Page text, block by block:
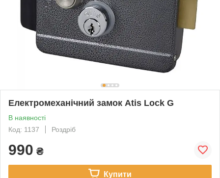
Електромеханічний замок Atis Lock G
В наявності
Код: 1137
Роздріб
990 ₴
Купити